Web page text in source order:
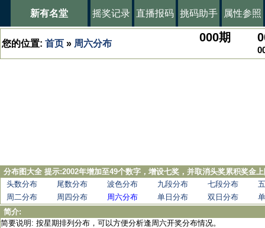
新有名堂 摇奖记录 直播报码 挑码助手 属性参照
您的位置: 首页 » 周六分布 000期
分布图大全 提示:2002年增加至49个数字，增设七奖，并取消头奖累积奖金
头数分布
尾数分布 波色分布 九段分布 七段分布
周二分布
周四分布 周六分布 单日分布 双日分布
简介:
简要说明: 按星期排列分布，可以方便分析逢周六开奖分布情况。